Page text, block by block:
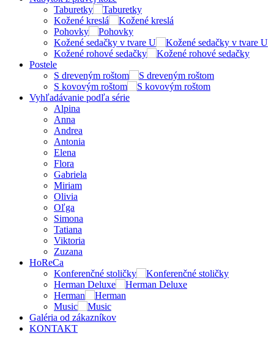
Taburetky
Kožené kreslá
Pohovky
Kožené sedačky v tvare U
Kožené rohové sedačky
Postele
S dreveným roštom
S kovovým roštom
Vyhľadávanie podľa série
Alpina
Anna
Andrea
Antonia
Elena
Flora
Gabriela
Miriam
Olivia
Oľga
Simona
Tatiana
Viktoria
Zuzana
HoReCa
Konferenčné stoličky
Herman Deluxe
Herman
Music
Galéria od zákazníkov
KONTAKT